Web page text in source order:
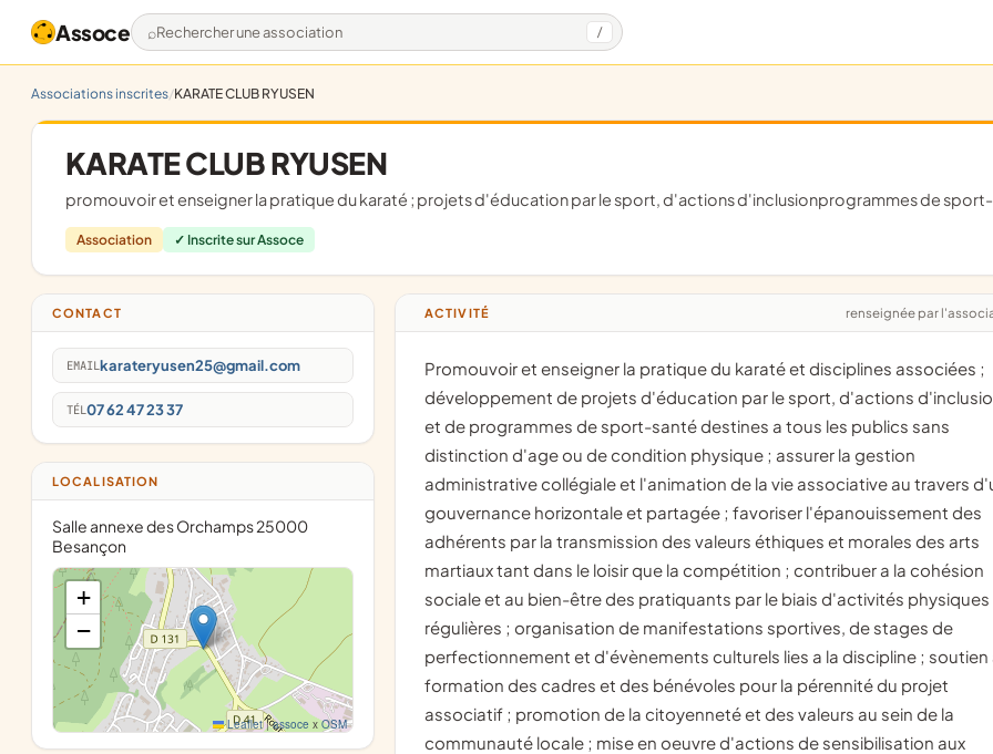
Assoce Rechercher une association /
Associations inscrites KARATE CLUB RYUSEN
KARATE CLUB RYUSEN
promouvoir et enseigner la pratique du karaté ; projets d'éducation par le sport, d'actions d'inclusionprogrammes de
Association ✓ Inscrite sur Assoce
CONTACT
EMAILkarateryusen25@gmail.com
TÉL07 62 47 23 37
LOCALISATION
Salle annexe des Orchamps 25000
Besançon
+
−
Leaflet | assoce xOSM
ACTIVITÉ renseignée par
promouvoir et enseigner la pratique du karaté et disciplines associées ;
développement de projets d'éducation par le sport, d'actions
et de programmes de sport-santé destines a tous les publics sans
distinction d'age ou de condition physique ; assurer la gestion
administrative collégiale et l'animation de la vie associative au travers
gouvernance horizontale et partagée ; favoriser l'épanouissement des
adhérents par la transmission des valeurs éthiques et morales des arts
martiaux tant dans le loisir que la compétition ; contribuer a la cohésion
sociale et au bien-être des pratiquants par le biais d'activités physiques
régulières ; organisation de manifestations sportives, de stages de
perfectionnement et d'évènements culturels lies a la discipline ; soutien
formation des cadres et des bénévoles pour la pérennité du projet
associatif ; promotion de la citoyenneté et des valeurs au sein de la
communauté locale ; mise en oeuvre d'actions de sensibilisation aux